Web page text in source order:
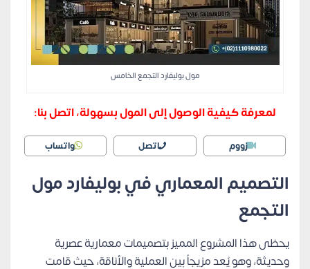
مول بوليفارد التجمع الخامس
لمعرفة كيفية الوصول إلى المول بسهولة، اتصل بنا:
زووم اتصل واتساب
التصميم المعماري في بوليفارد مول
التجمع
يحظى هذا المشروع المميز بتصميمات معمارية عصرية
وحديثة، وهو يُعد مزيجاً بين العملية والأناقة، حيث قامت